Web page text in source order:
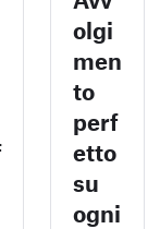
olgi
men
to
perf
etto
su
ogni